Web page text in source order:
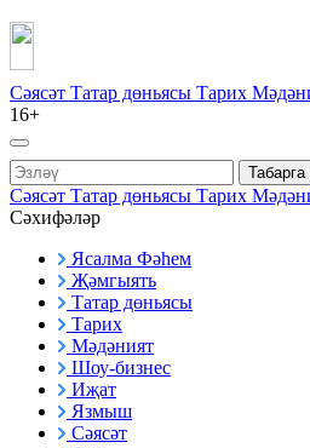
Сәясәт Татар дөньясы Тарих
16+
Табарга
Сәясәт Татар дөньясы Тарих
Сәхифәләр
Ясалма Фәһем
Җәмгыять
Татар дөньясы
Тарих
Мәдәният
Шоу-бизнес
Иҗат
Язмыш
Сәясәт